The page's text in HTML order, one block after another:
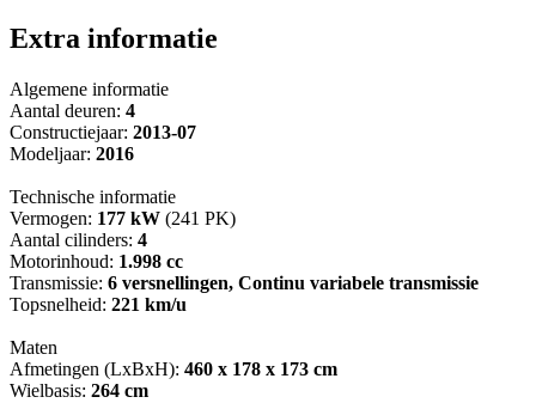
Extra informatie
Algemene informatie
Aantal deuren: 4
Constructiejaar: 2013-07
Modeljaar: 2016
Technische informatie
Vermogen: 177 kW (241 PK)
Aantal cilinders: 4
Motorinhoud: 1.998 cc
Transmissie: 6 versnellingen, Continu variabele transmissie
Topsnelheid: 221 km/u
Maten
Afmetingen (LxBxH): 460 x 178 x 173 cm
Wielbasis: 264 cm